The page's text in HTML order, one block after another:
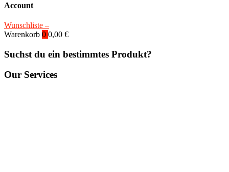
Account
Wunschliste –
Warenkorb 0 0,00 €
Suchst du ein bestimmtes Produkt?
Our Services